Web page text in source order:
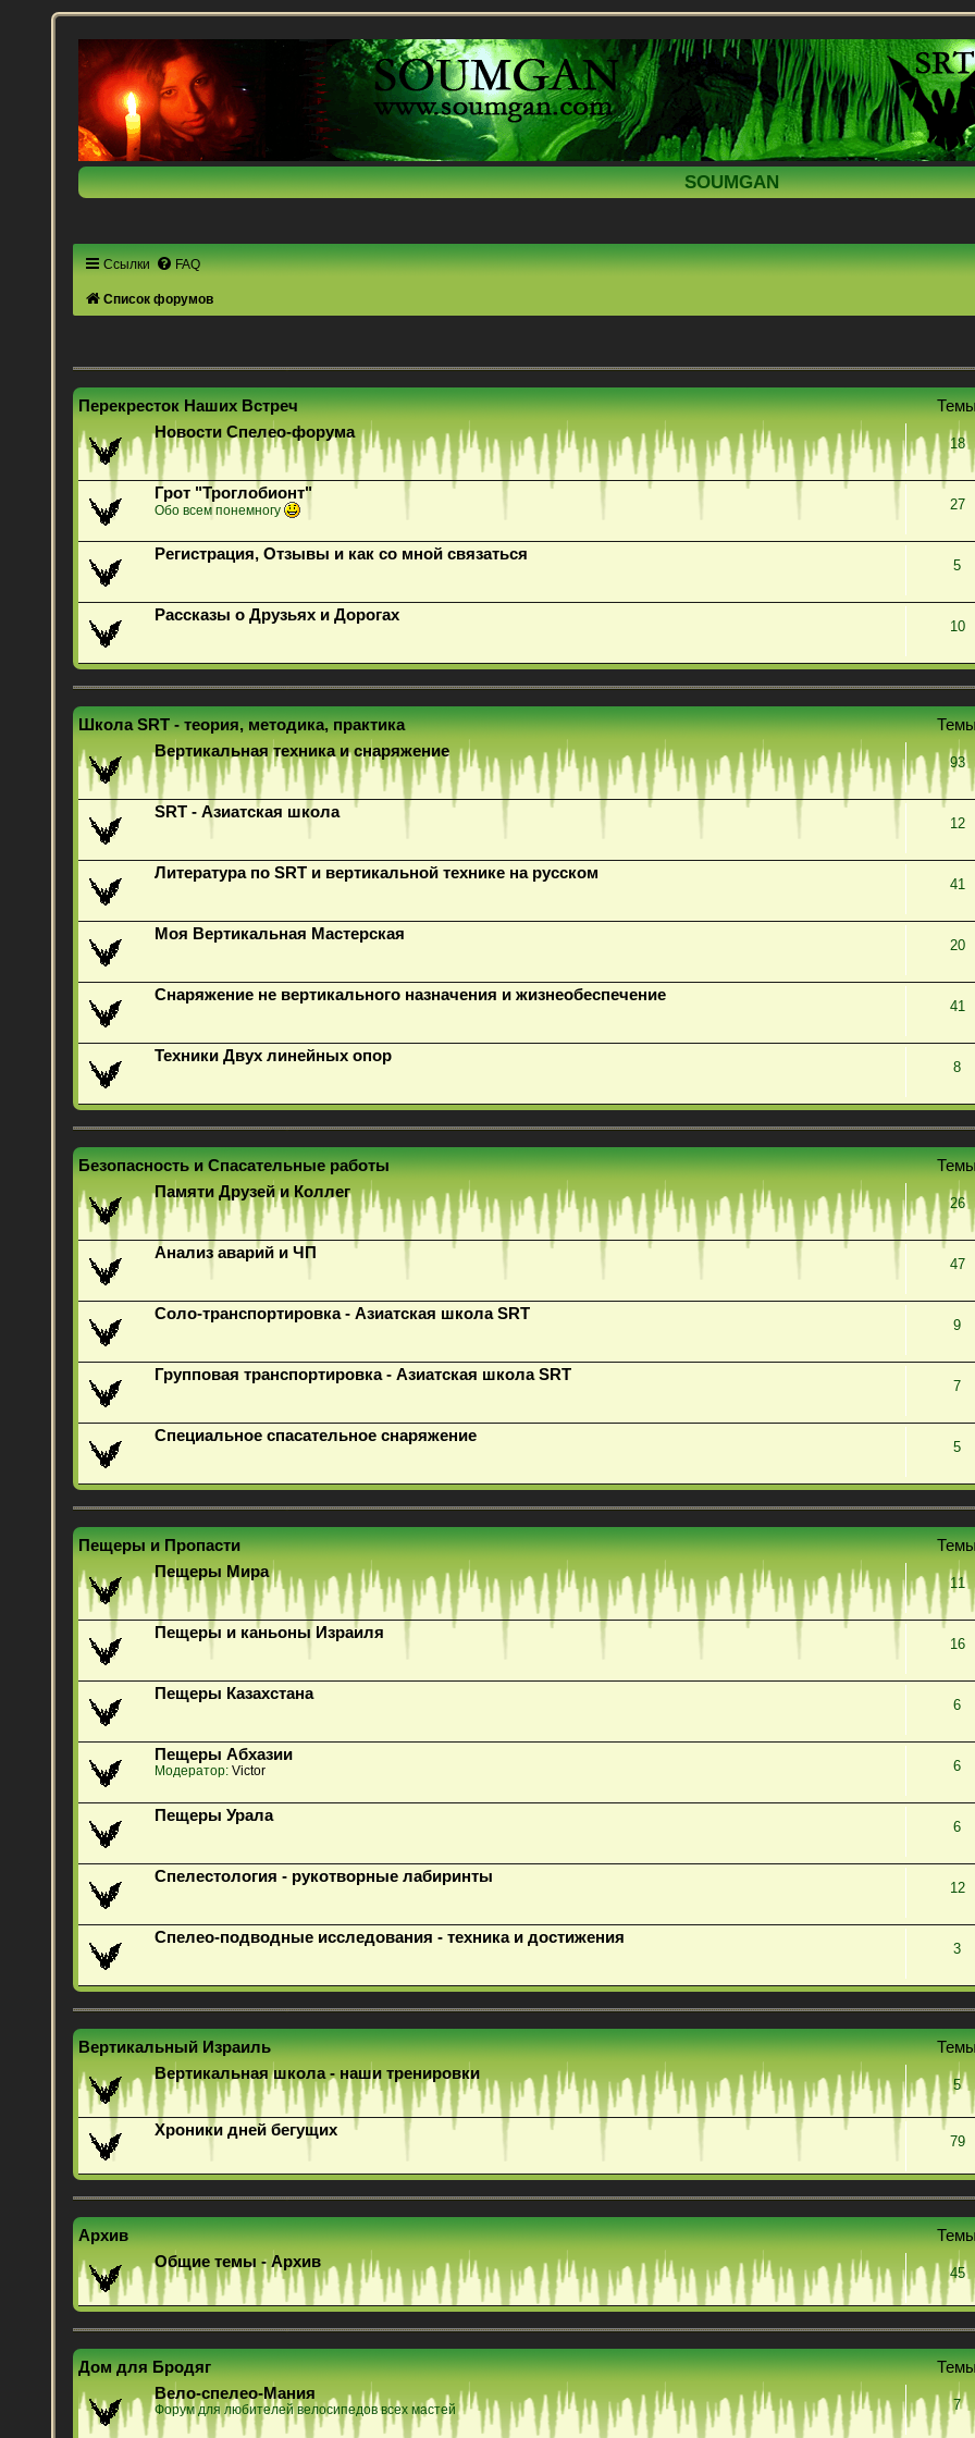
SOUMGAN
Ссылки FAQ
Список форумов
Перекресток Наших Встреч
Новости Спелео-форума
18
Грот "Троглобионт"
Обо всем понемногу 27
Регистрация, Отзывы и как со мной связаться
5
Рассказы о Друзьях и Дорогах
10
Школа SRT - теория, методика, практика
Вертикальная техника и снаряжение
93
SRT - Азиатская школа
12
Литература по SRT и вертикальной технике на русском
41
Моя Вертикальная Мастерская
20
Снаряжение не вертикального назначения и жизнеобеспечение
41
Техники Двух линейных опор
8
Безопасность и Спасательные работы
Памяти Друзей и Коллег
26
Анализ аварий и ЧП
47
Соло-транспортировка - Азиатская школа SRT
9
Групповая транспортировка - Азиатская школа SRT
7
Специальное спасательное снаряжение
5
Пещеры и Пропасти
Пещеры Мира
11
Пещеры и каньоны Израиля
16
Пещеры Казахстана
6
Пещеры Абхазии
Модератор: Victor 6
Пещеры Урала
6
Спелестология - рукотворные лабиринты
12
Спелео-подводные исследования - техника и достижения
3
Вертикальный Израиль
Вертикальная школа - наши тренировки
5
Хроники дней бегущих
79
Архив
Общие темы - Архив
45
Дом для Бродяг
Вело-спелео-Мания
Форум для любителей велосипедов всех мастей 7